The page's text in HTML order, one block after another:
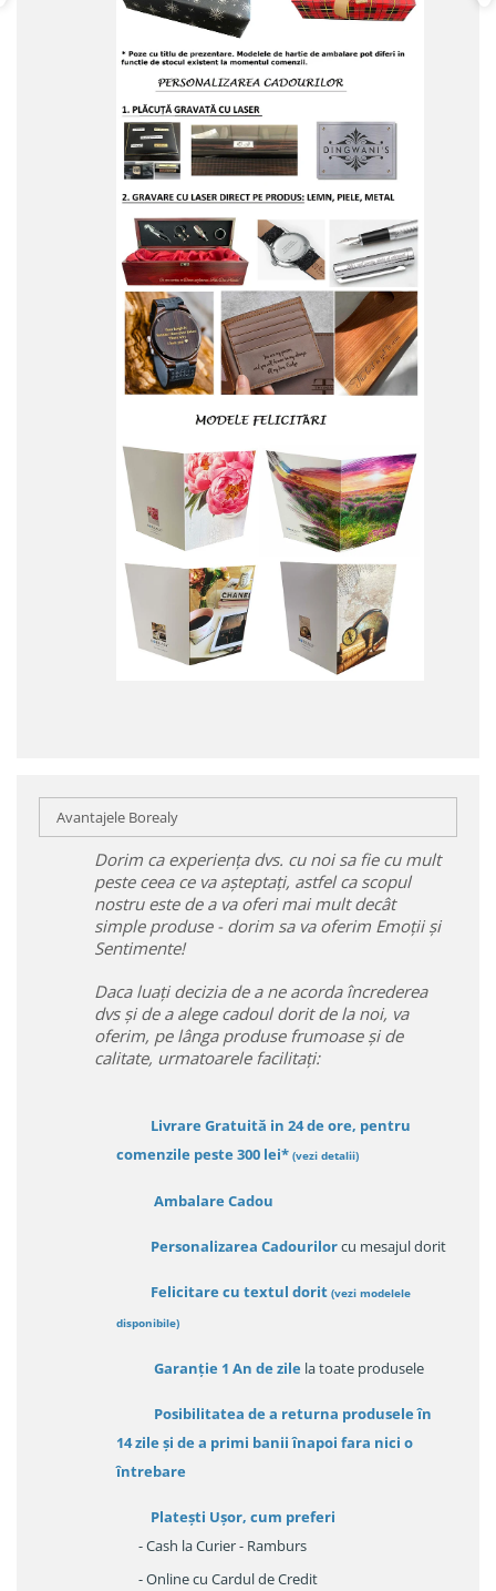
Avantajele Borealy
Dorim ca experiența dvs. cu noi sa fie cu mult
peste ceea ce va așteptați, astfel ca scopul
nostru este de a va oferi mai mult decât
simple produse - dorim sa va oferim Emoții și
Sentimente!
Daca luați decizia de a ne acorda încrederea
dvs și de a alege cadoul dorit de la noi, va
oferim, pe lânga produse frumoase și de
calitate, urmatoarele facilitați:
Livrare Gratuită in 24 de ore, pentru
comenzile peste 300 lei* (vezi detalii)
Ambalare Cadou
Personalizarea Cadourilorcu mesajul dorit
Felicitare cu textul dorit (vezi modelele
disponibile)
Garanție 1 An de zile la toate produsele
Posibilitatea de a returna produsele în
14 zileși de a primi banii înapoi fara nici o
întrebare
Platești Ușor, cum preferi
- Cash la Curier - Ramburs
- Online cu Cardul de Credit